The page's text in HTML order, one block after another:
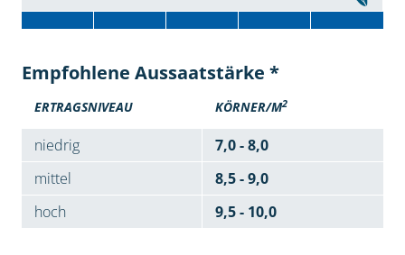
Empfohlene Aussaatstärke *
ERTRAGSNIVEAU KÖRNER/M2
niedrig
7,0 - 8,0
mittel
8,5 - 9,0
hoch
9,5 - 10,0